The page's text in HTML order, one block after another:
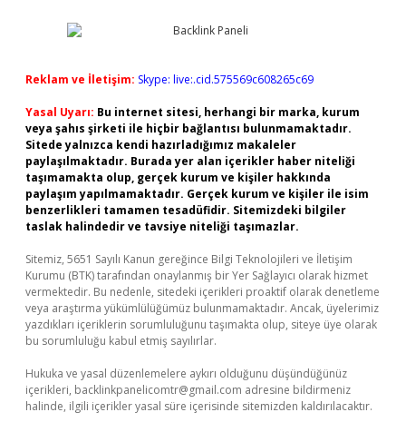
Reklam ve İletişim: Skype: live:.cid.575569c608265c69
Yasal Uyarı: Bu internet sitesi, herhangi bir marka, kurum
veya şahıs şirketi ile hiçbir bağlantısı bulunmamaktadır.
Sitede yalnızca kendi hazırladığımız makaleler
paylaşılmaktadır. Burada yer alan içerikler haber niteliği
taşımamakta olup, gerçek kurum ve kişiler hakkında
paylaşım yapılmamaktadır. Gerçek kurum ve kişiler ile isim
benzerlikleri tamamen tesadüfidir. Sitemizdeki bilgiler
taslak halindedir ve tavsiye niteliği taşımazlar.
Sitemiz, 5651 Sayılı Kanun gereğince Bilgi Teknolojileri ve İletişim
Kurumu (BTK) tarafından onaylanmış bir Yer Sağlayıcı olarak hizmet
vermektedir. Bu nedenle, sitedeki içerikleri proaktif olarak denetleme
veya araştırma yükümlülüğümüz bulunmamaktadır. Ancak, üyelerimiz
yazdıkları içeriklerin sorumluluğunu taşımakta olup, siteye üye olarak
bu sorumluluğu kabul etmiş sayılırlar.
Hukuka ve yasal düzenlemelere aykırı olduğunu düşündüğünüz
içerikleri, backlinkpanelicomtr@gmail.com adresine bildirmeniz
halinde, ilgili içerikler yasal süre içerisinde sitemizden kaldırılacaktır.